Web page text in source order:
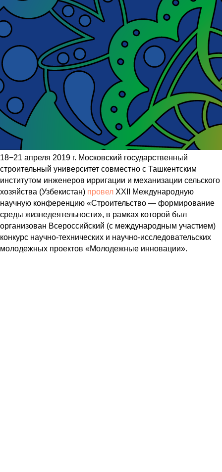
18−21 апреля 2019 г. Московский государственный
строительный университет совместно с Ташкентским
институтом инженеров ирригации и механизации сельского
хозяйства (Узбекистан) провел XXII Международную
научную конференцию «Строительство — формирование
среды жизнедеятельности», в рамках которой был
организован Всероссийский (с международным участием)
конкурс научно-технических и научно-исследовательских
молодежных проектов «Молодежные инновации».